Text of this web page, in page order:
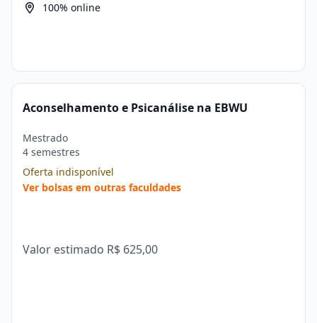
100% online
Aconselhamento e Psicanálise na EBWU
Mestrado
4 semestres
Oferta indisponível
Ver bolsas em outras faculdades
Valor estimado R$ 625,00